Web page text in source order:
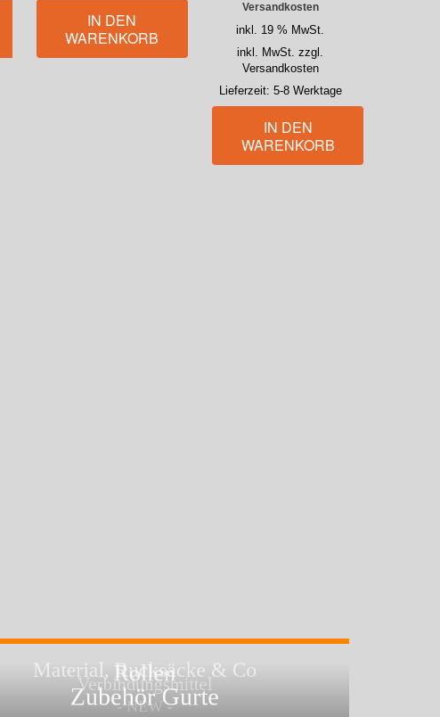
IN DEN
WARENKORB
Versandkosten
inkl. 19 % MwSt.
inkl. MwSt. zzgl.
Versandkosten
Lieferzeit: 5-8 Werktage
IN DEN
WARENKORB